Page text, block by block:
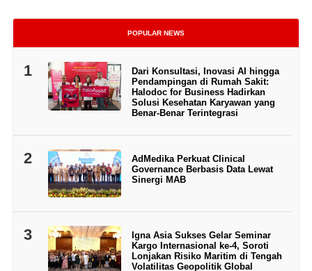
POPULAR NEWS
1
Dari Konsultasi, Inovasi AI hingga
Pendampingan di Rumah Sakit:
Halodoc for Business Hadirkan
Solusi Kesehatan Karyawan yang
Benar-Benar Terintegrasi
2
AdMedika Perkuat Clinical
Governance Berbasis Data Lewat
Sinergi MAB
3
Igna Asia Sukses Gelar Seminar
Kargo Internasional ke-4, Soroti
Lonjakan Risiko Maritim di Tengah
Volatilitas Geopolitik Global